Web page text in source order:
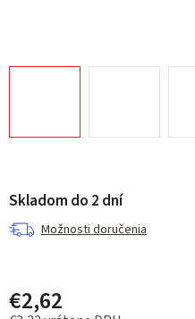
Skladom do 2 dní
Možnosti doručenia
€2,62